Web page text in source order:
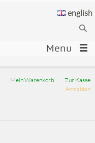
english
Menu
Mein Warenkorb Zur Kasse
Anmelden